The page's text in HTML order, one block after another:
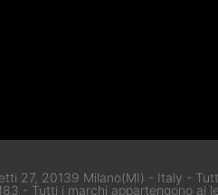
27, 20139 Milano(MI) - Italy -
- Tutti i marchi appartengono ai